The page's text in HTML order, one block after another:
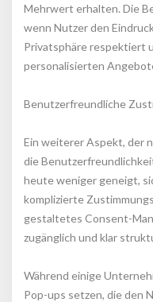
Mehrwert erhalten. Die
wenn Nutzer den
Privatsphäre respektiert
personalisierten
Benutzerfreundliche
Ein weiterer Aspekt, der
die
heute weniger geneigt,
komplizierte
gestaltetes Consent-
zugänglich und klar
Während einige
Pop-ups setzen, die den